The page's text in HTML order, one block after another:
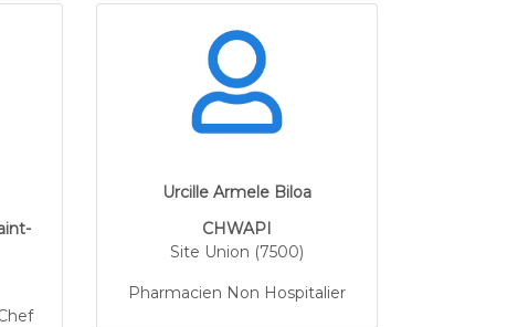
Urcille Armele Biloa
CHWAPI
Site Union (7500)
Pharmacien Non Hospitalier